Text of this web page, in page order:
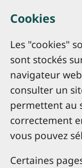
Cookies
Les "cookies"
sont stockés
navigateur
consulter un
permettent au
correctement
vous pouvez
Certaines